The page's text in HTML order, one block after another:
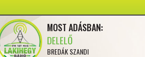
MOST ADÁSBAN:
DELELŐ
BREDÁK SZANDI